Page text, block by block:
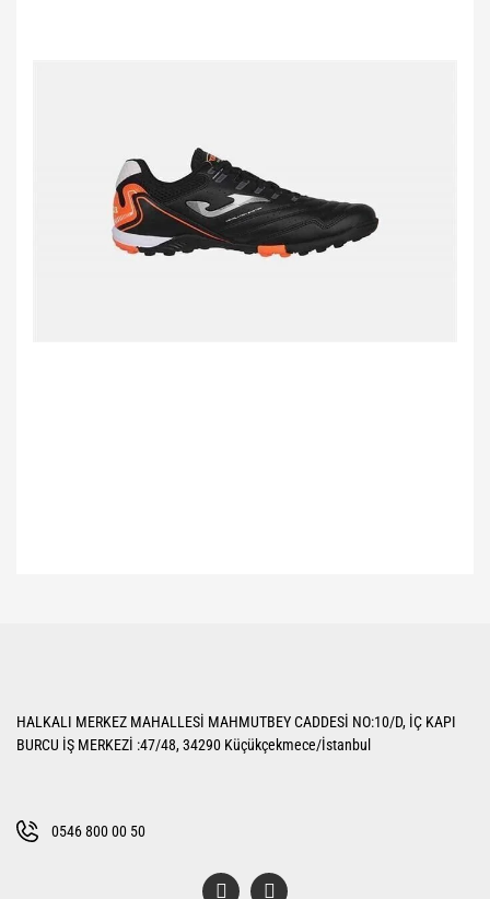
Ürün açıklamasında eksik bilgiler bulunuyor.
Bu ürüne benzer farklı alternatifler olmalı.
HALKALI MERKEZ MAHALLESİ MAHMUTBEY CADDESİ NO:10/D, İÇ KAPI
BURCU İŞ MERKEZİ :47/48, 34290 Küçükçekmece/İstanbul
0546 800 00 50